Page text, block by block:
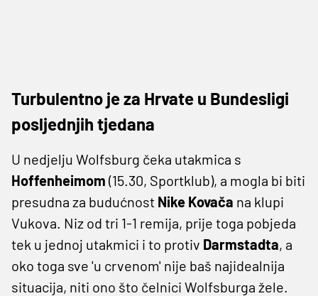
Turbulentno je za Hrvate u Bundesligi
posljednjih tjedana
U nedjelju Wolfsburg čeka utakmica s
Hoffenheimom (15.30, Sportklub), a mogla bi biti
presudna za budućnost Nike Kovača na klupi
Vukova. Niz od tri 1-1 remija, prije toga pobjeda
tek u jednoj utakmici i to protiv Darmstadta, a
oko toga sve 'u crvenom' nije baš najidealnija
situacija, niti ono što čelnici Wolfsburga žele.